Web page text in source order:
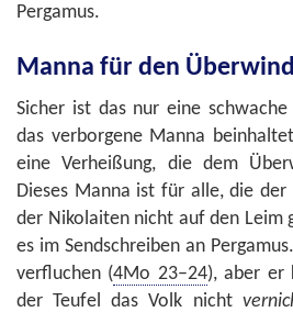
Pergamus.
Manna für den
Sicher ist das nur eine schwache
das verborgene Manna
eine Verheißung, die dem
Dieses Manna ist für alle, die der
der Nikolaiten nicht auf den Leim
es im Sendschreiben an
verfluchen (4Mo 23–24), aber er
der Teufel das Volk nicht